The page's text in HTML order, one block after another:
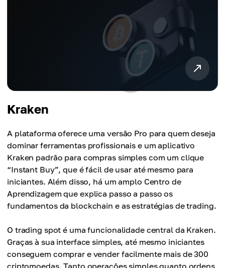
Kraken
A plataforma oferece uma versão Pro para quem deseja
dominar ferramentas profissionais e um aplicativo
Kraken padrão para compras simples com um clique
“Instant Buy”, que é fácil de usar até mesmo para
iniciantes. Além disso, há um amplo Centro de
Aprendizagem que explica passo a passo os
fundamentos da blockchain e as estratégias de trading.
O trading spot é uma funcionalidade central da Kraken.
Graças à sua interface simples, até mesmo iniciantes
conseguem comprar e vender facilmente mais de 300
criptomoedas. Tanto operações simples quanto ordens